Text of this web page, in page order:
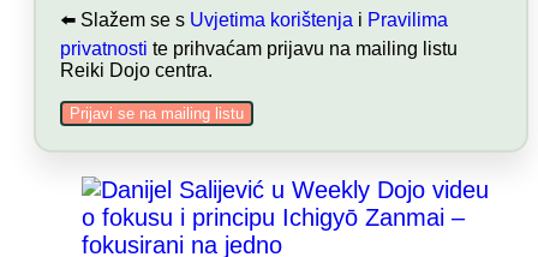
⬅️ Slažem se s Uvjetima korištenja i Pravilima
privatnosti te prihvaćam prijavu na mailing listu
Reiki Dojo centra.
Prijavi se na mailing listu